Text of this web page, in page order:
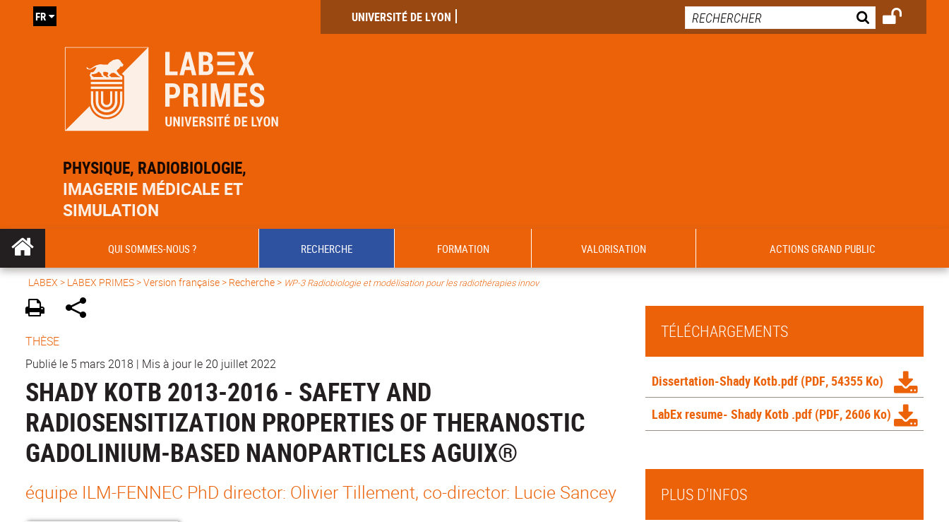
PHYSIQUE, RADIOBIOLOGIE,
IMAGERIE MÉDICALE ET
SIMULATION
UNIVERSITÉ DE LYON
FR
QUI SOMMES-NOUS ? RECHERCHE FORMATION VALORISATION ACTIONS GRAND PUBLIC
LABEX > LABEX PRIMES>Version française> Recherche > WP-3 Radiobiologie et modélisation pour les radiothérapies innov
THÈSE
Publié le 5 mars 2018 | Mis à jour le 20 juillet 2022
SHADY KOTB 2013-2016 - SAFETY AND
RADIOSENSITIZATION PROPERTIES OF THERANOSTIC
GADOLINIUM-BASED NANOPARTICLES AGUIX®
équipe ILM-FENNEC PhD director: Olivier Tillement, co-director: Lucie Sancey
TÉLÉCHARGEMENTS
Dissertation-Shady Kotb.pdf (PDF, 54355 Ko)
LabEx resume- Shady Kotb .pdf (PDF, 2606 Ko)
PLUS D'INFOS